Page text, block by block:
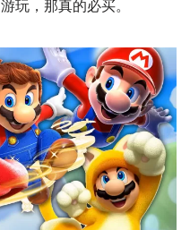
玩，那真的必买。